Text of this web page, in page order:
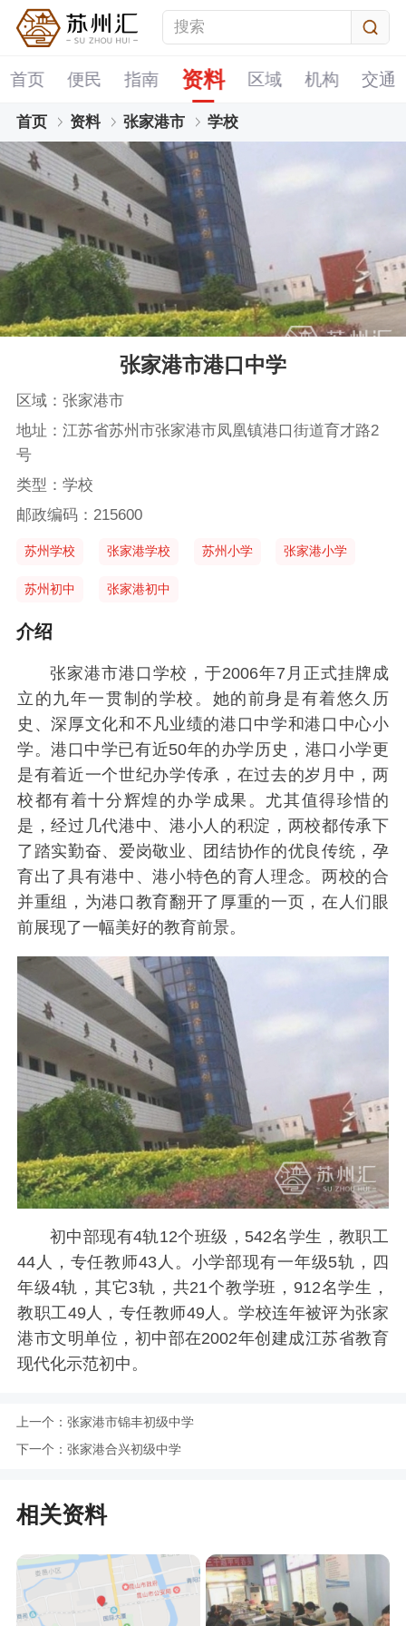
首页 便民 指南 资料 区域 机构 交通
首页 资料 张家港市 学校
张家港市港口中学
区域：张家港市
地址：江苏省苏州市张家港市凤凰镇港口街道育才路2
号
类型：学校
邮政编码：215600
苏州学校 张家港学校 苏州小学 张家港小学
苏州初中 张家港初中
介绍
张家港市港口学校，于2006年7月正式挂牌成
立的九年一贯制的学校。她的前身是有着悠久历
史、深厚文化和不凡业绩的港口中学和港口中心小
学。港口中学已有近50年的办学历史，港口小学更
是有着近一个世纪办学传承，在过去的岁月中，两
校都有着十分辉煌的办学成果。尤其值得珍惜的
是，经过几代港中、港小人的积淀，两校都传承下
了踏实勤奋、爱岗敬业、团结协作的优良传统，孕
育出了具有港中、港小特色的育人理念。两校的合
并重组，为港口教育翻开了厚重的一页，在人们眼
前展现了一幅美好的教育前景。
初中部现有4轨12个班级，542名学生，教职工
44人，专任教师43人。小学部现有一年级5轨，四
年级4轨，其它3轨，共21个教学班，912名学生，
教职工49人，专任教师49人。学校连年被评为张家
港市文明单位，初中部在2002年创建成江苏省教育
现代化示范初中。
上一个： 张家港市锦丰初级中学
下一个： 张家港合兴初级中学
相关资料